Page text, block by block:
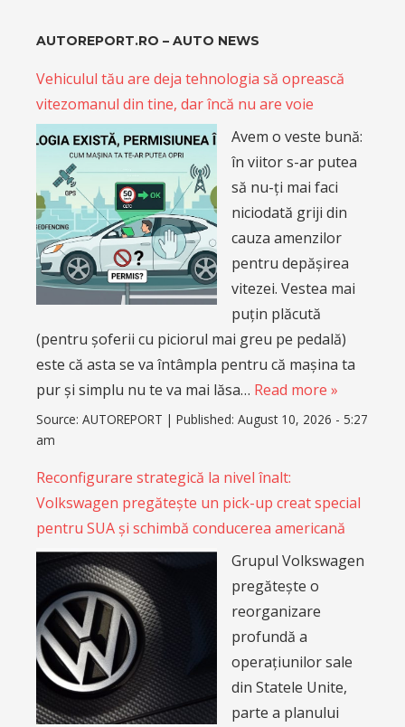
AUTOREPORT.RO – AUTO NEWS
Vehiculul tău are deja tehnologia să oprească
vitezomanul din tine, dar încă nu are voie
Avem o veste bună:
în viitor s-ar putea
să nu-ți mai faci
niciodată griji din
cauza amenzilor
pentru depășirea
vitezei. Vestea mai
puțin plăcută
(pentru șoferii cu piciorul mai greu pe pedală)
este că asta se va întâmpla pentru că mașina ta
pur și simplu nu te va mai lăsa… Read more »
Source: AUTOREPORT | Published: August 10, 2026 - 5:27
am
Reconfigurare strategică la nivel înalt:
Volkswagen pregătește un pick-up creat special
pentru SUA și schimbă conducerea americană
Grupul Volkswagen
pregătește o
reorganizare
profundă a
operațiunilor sale
din Statele Unite,
parte a planului